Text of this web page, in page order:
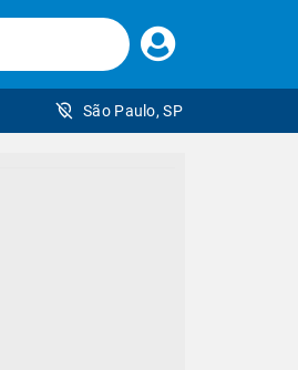
Faça
seu
São Paulo, SP